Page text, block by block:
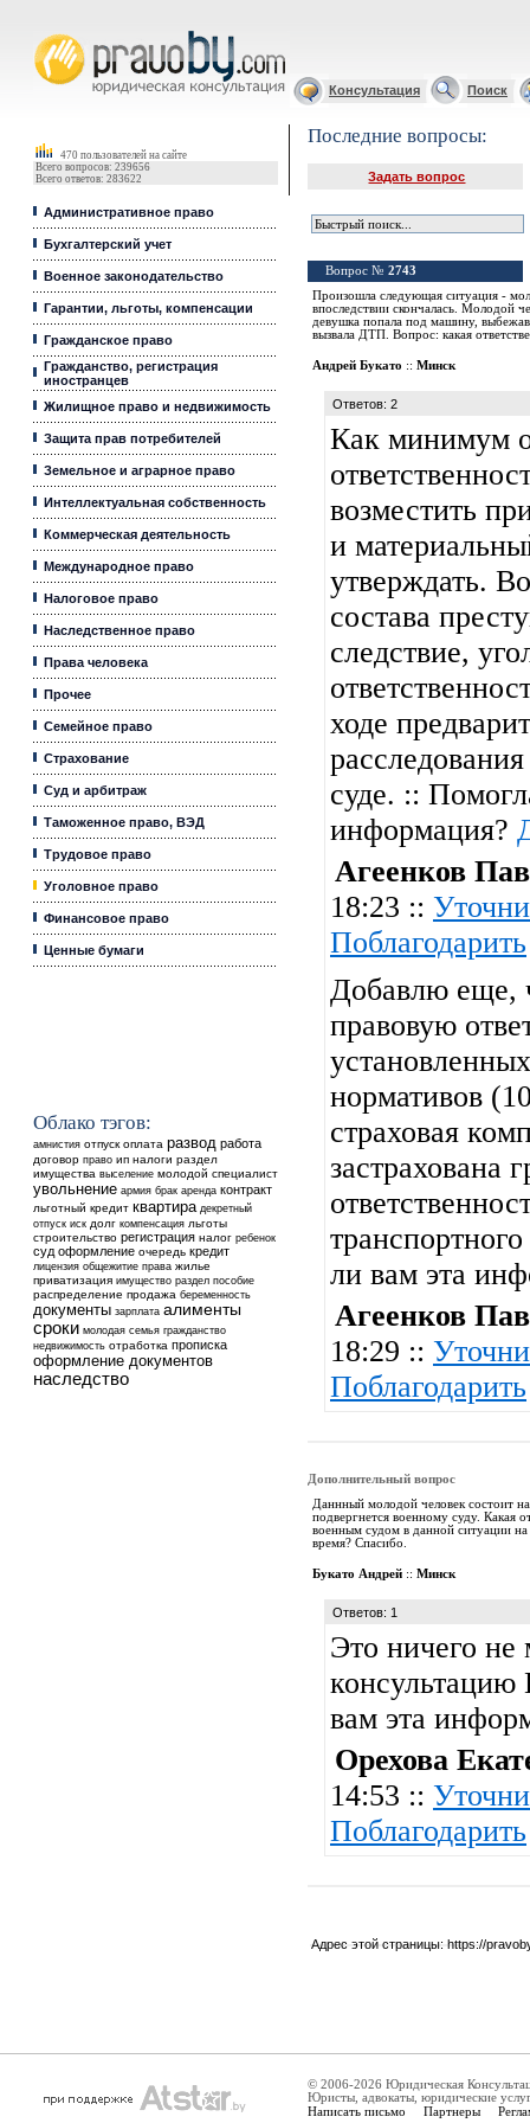
Консультация Поиск
470 пользователей на сайте
Всего вопросов: 239656
Всего ответов: 283622
Административное право
Бухгалтерский учет
Военное законодательство
Гарантии, льготы, компенсации
Гражданское право
Гражданство, регистрация
иностранцев
Жилищное право и недвижимость
Защита прав потребителей
Земельное и аграрное право
Интеллектуальная собственность
Коммерческая деятельность
Международное право
Налоговое право
Наследственное право
Права человека
Прочее
Семейное право
Страхование
Суд и арбитраж
Таможенное право, ВЭД
Трудовое право
Уголовное право
Финансовое право
Ценные бумаги
Облако тэгов:
амнистия отпуск оплата развод работа
договор право ип налоги раздел
имущества выселение молодой специалист
увольнение армия брак аренда контракт
льготный кредит квартира декретный
отпуск иск долг компенсация льготы
строительство регистрация налог ребенок
суд оформление очередь кредит
лицензия общежитие права жилье
приватизация имущество раздел пособие
распределение продажа беременность
документы зарплата алименты
сроки молодая семья гражданство
недвижимость отработка прописка
оформление документов
наследство
Последние вопросы:
Задать вопрос
Вопрос № 2743
Произошла следующая ситуация -
впоследствии скончалась. Молодой
девушка попала под машину,
вызвала ДТП. Вопрос: какая
Андрей Букато :: Минск
Ответов: 2
Как минимум
возместить
и
утверждать.
состава
следствие,
ходе
суде. ::
информация?
Агеенков
18:23 ::
Поблагодарить
Добавлю еще,
правовую
нормативов
страховая
застрахована
ли вам эта
Агеенков
18:29 ::
Поблагодарить
Дополнительный вопрос
Даннный молодой человек состоит
подвергнется военному суду. Какая
военным судом в данной ситуации
время? Спасибо.
Букато Андрей :: Минск
Ответов: 1
Это ничего не
вам эта
Орехова
14:53 ::
Поблагодарить
Адрес этой страницы: https://
© 2006-2026 Юридическая
Юристы, адвокаты, юридические
Написать письмо Партнеры